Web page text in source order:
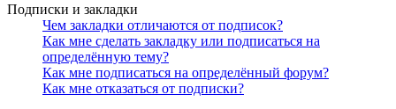
Подписки и закладки
Чем закладки отличаются от подписок?
Как мне сделать закладку или подписаться на
определённую тему?
Как мне подписаться на определённый форум?
Как мне отказаться от подписки?